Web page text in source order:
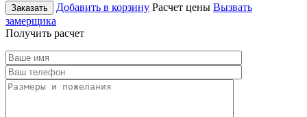
Заказать Добавить в корзину Расчет цены Вызвать
замерщика
Получить расчет